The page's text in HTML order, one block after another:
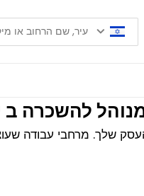
להשכרה ב
שלך. מרחבי עבודה